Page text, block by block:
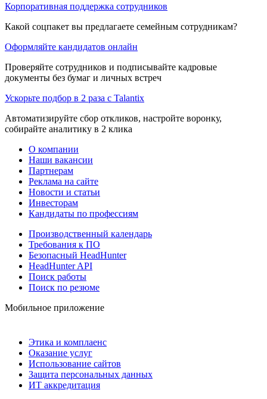
Корпоративная поддержка сотрудников
Какой соцпакет вы предлагаете семейным сотрудникам?
Оформляйте кандидатов онлайн
Проверяйте сотрудников и подписывайте кадровые
документы без бумаг и личных встреч
Ускорьте подбор в 2 раза с Talantix
Автоматизируйте сбор откликов, настройте воронку,
собирайте аналитику в 2 клика
О компании
Наши вакансии
Партнерам
Реклама на сайте
Новости и статьи
Инвесторам
Кандидаты по профессиям
Производственный календарь
Требования к ПО
Безопасный HeadHunter
HeadHunter API
Поиск работы
Поиск по резюме
Мобильное приложение
Этика и комплаенс
Оказание услуг
Использование сайтов
Защита персональных данных
ИТ аккредитация